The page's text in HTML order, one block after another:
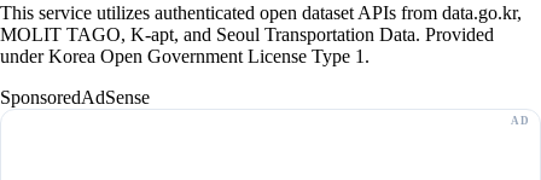
This service utilizes authenticated open dataset APIs from data.go.kr,
MOLIT TAGO, K-apt, and Seoul Transportation Data. Provided
under Korea Open Government License Type 1.
SponsoredAdSense